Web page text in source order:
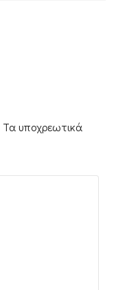
Τα υποχρεωτικά